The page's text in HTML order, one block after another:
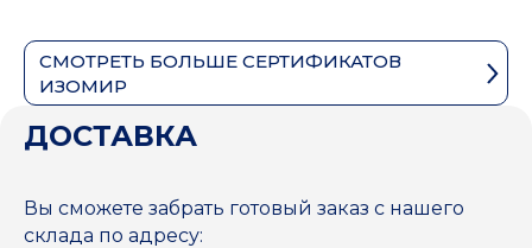
СМОТРЕТЬ БОЛЬШЕ СЕРТИФИКАТОВ
ИЗОМИР
ДОСТАВКА
Вы сможете забрать готовый заказ с нашего
склада по адресу: